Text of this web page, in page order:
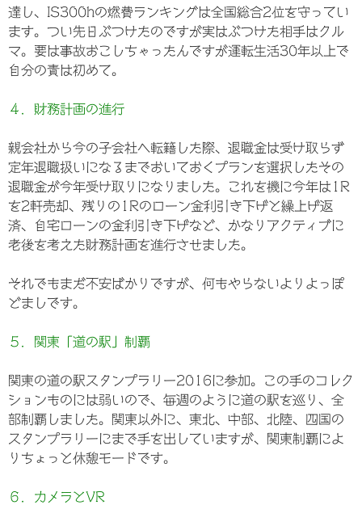
達し、IS300hの燃費ランキングは全国総合2位を守ってい
ます。つい先日ぶつけたのですが実はぶつけた相手はクル
マ。要は事故おこしちゃったんですが運転生活30年以上で
自分の責は初めて。
４．財務計画の進行
親会社から今の子会社へ転籍した際、退職金は受け取らず
定年退職扱いになるまでおいておくプランを選択したその
退職金が今年受け取りになりました。これを機に今年は1R
を2軒売却、残りの1Rのローン金利引き下げと繰上げ返
済、自宅ローンの金利引き下げなど、かなりアクティブに
老後を考えた財務計画を進行させました。
それでもまだ不安ばかりですが、何もやらないよりよっぽ
どましです。
５．関東「道の駅」制覇
関東の道の駅スタンプラリー2016に参加。この手のコレク
ションものには弱いので、毎週のように道の駅を巡り、全
部制覇しました。関東以外に、東北、中部、北陸、四国の
スタンプラリーにまで手を出していますが、関東制覇によ
りちょっと休憩モードです。
６．カメラとVR